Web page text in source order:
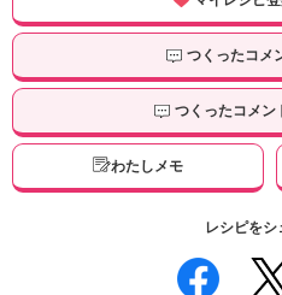
つくったコメ
つくったコメン
わたしメモ
レシピをシ